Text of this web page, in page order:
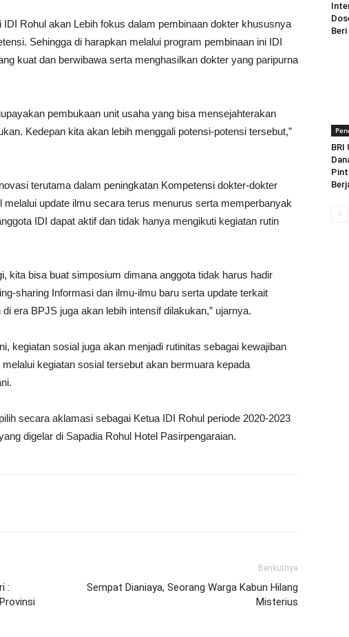
Rohul akan Lebih fokus dalam pembinaan dokter khususnya
Sehingga di harapkan melalui program pembinaan ini IDI
kuat dan berwibawa serta menghasilkan dokter yang paripurna
pembukaan unit usaha yang bisa mensejahterakan
Kedepan kita akan lebih menggali potensi-potensi tersebut,”
terutama dalam peningkatan Kompetensi dokter-dokter
update ilmu secara terus menurus serta memperbanyak
IDI dapat aktif dan tidak hanya mengikuti kegiatan rutin
kita bisa buat simposium dimana anggota tidak harus hadir
sharing Informasi dan ilmu-ilmu baru serta update terkait
era BPJS juga akan lebih intensif dilakukan,” ujarnya.
kegiatan sosial juga akan menjadi rutinitas sebagai kewajiban
kegiatan sosial tersebut akan bermuara kepada
secara aklamasi sebagai Ketua IDI Rohul periode 2020-2023
digelar di Sapadia Rohul Hotel Pasirpengaraian.
:
Berikutnya
Sempat Dianiaya, Seorang Warga Kabun Hilang
Misterius
BRI